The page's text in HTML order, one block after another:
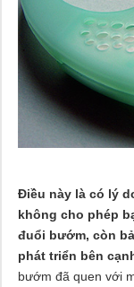
Điều này là có lý
không cho phép
đuổi bướm, còn
phát triển bên
bướm đã quen với